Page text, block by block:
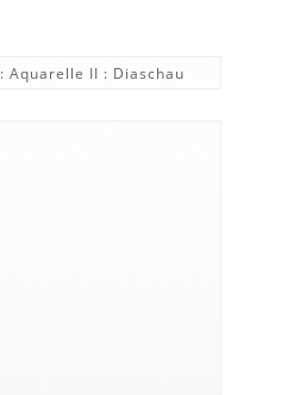
: Aquarelle II : Diaschau